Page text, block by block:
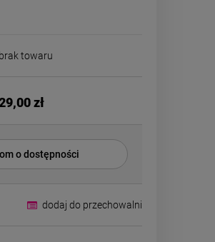
KOSZYKA
brak towaru
zł
o dostępności
dodaj do przechowalni